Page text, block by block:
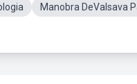
Manobra DeValsava